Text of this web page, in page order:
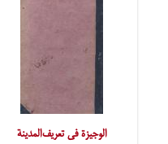
الوجیزة فی تعریف‌المدینة